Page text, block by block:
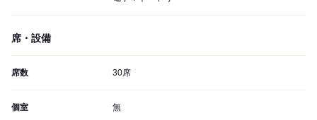
席・設備
席数 30席
個室 無